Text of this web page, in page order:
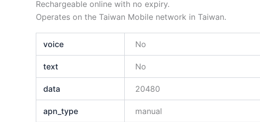
Rechargeable online with no expiry.
Operates on the Taiwan Mobile network in Taiwan.
voice No
text No
data 20480
apn_type manual